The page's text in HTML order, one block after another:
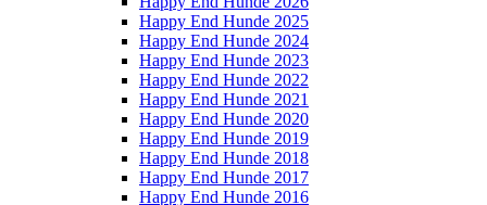
Happy End Hunde 2025
Happy End Hunde 2024
Happy End Hunde 2023
Happy End Hunde 2022
Happy End Hunde 2021
Happy End Hunde 2020
Happy End Hunde 2019
Happy End Hunde 2018
Happy End Hunde 2017
Happy End Hunde 2016